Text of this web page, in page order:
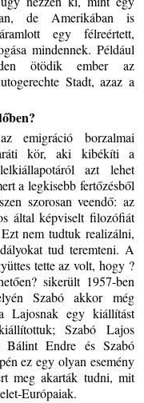
de Amerikában is
egy félreértett,
mindennek. Például
ötödik ember az
Stadt, azaz a
emigráció borzalmai
kör, aki kibékíti a
azt lehet
a legkisebb fertőzésből
szorosan veendő: az
által képviselt filozófiát
nem tudtuk realizálni,
tud teremteni. A
tette az volt, hogy ?
sikerült 1957-ben
Szabó akkor még
Lajosnak egy kiállítást
Szabó Lajos
Bálint Endre és Szabó
ez egy olyan esemény
meg akarták tudni, mit
Európaiak.